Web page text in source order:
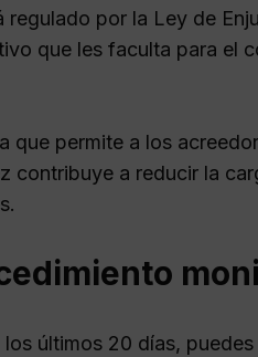
por la Ley de
que les faculta para el
que permite a los
contribuye a reducir la
últimos 20 días,